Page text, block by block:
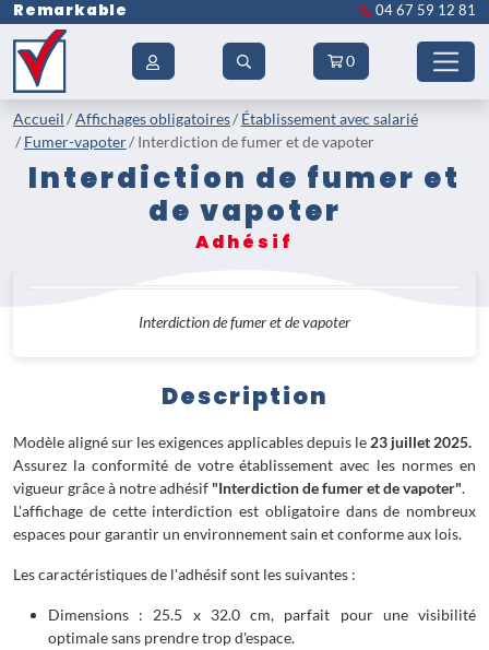
Remarkable 04 67 59 12 81
0
Accueil Affichages obligatoires
Établissement avec salarié
Fumer-vapoter
Interdiction de fumer et de vapoter
Interdiction de fumer et
de vapoter
Adhésif
Interdiction de fumer et de vapoter
Description
Modèle aligné sur les exigences applicables depuis le 23 juillet 2025.
Assurez la conformité de votre établissement avec les normes en
vigueur grâce à notre adhésif "Interdiction de fumer et de vapoter".
L'affichage de cette interdiction est obligatoire dans de nombreux
espaces pour garantir un environnement sain et conforme aux lois.
Les caractéristiques de l'adhésif sont les suivantes :
Dimensions : 25.5 x 32.0 cm, parfait pour une visibilité
optimale sans prendre trop d'espace.